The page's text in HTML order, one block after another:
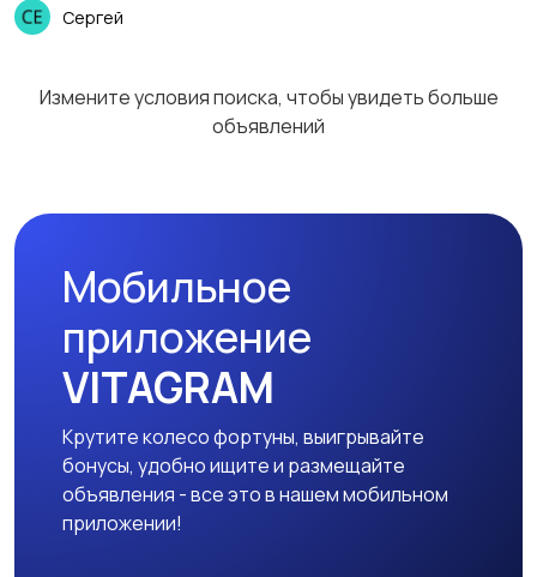
Столы и стулья Текстиль и ковры
Сергей
Измените условия поиска, чтобы увидеть больше
объявлений
Мобильное
приложение
VITAGRAM
Крутите колесо фортуны, выигрывайте
бонусы, удобно ищите и размещайте
объявления - все это в нашем мобильном
приложении!